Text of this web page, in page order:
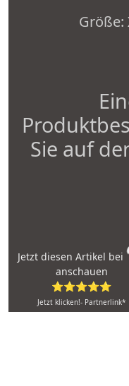
Größe:
Sie auf
Jetzt diesen Artikel bei
anschauen
⭐⭐⭐⭐⭐
Jetzt klicken!- Partnerlink*